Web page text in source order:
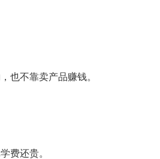
也不靠卖产品赚钱。
费还贵。